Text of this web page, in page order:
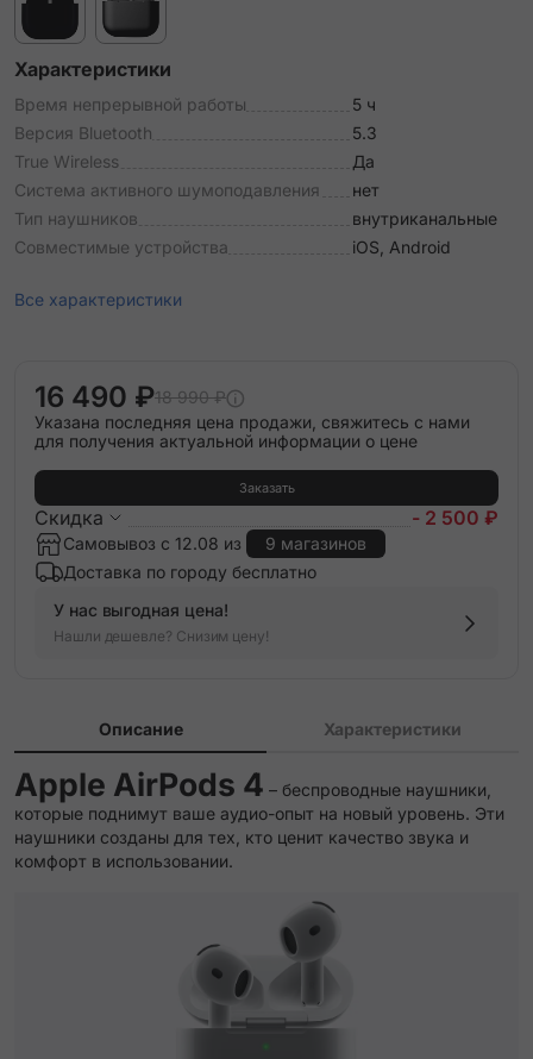
Характеристики
Время непрерывной работы
5 ч
Версия Bluetooth
5.3
True Wireless
Да
Система активного шумоподавления
нет
Тип наушников
внутриканальные
Совместимые устройства
iOS, Android
Все характеристики
16 490 ₽18 990 ₽
Указана последняя цена продажи, свяжитесь с нами
для получения актуальной информации о цене
Заказать
Скидка - 2 500 ₽
Самовывоз с 12.08 из
9 магазинов
Доставка по городу бесплатно
У нас выгодная цена!
Нашли дешевле? Снизим цену!
Описание Характеристики
Apple AirPods 4 – беспроводные наушники,
которые поднимут ваше аудио-опыт на новый уровень. Эти
наушники созданы для тех, кто ценит качество звука и
комфорт в использовании.